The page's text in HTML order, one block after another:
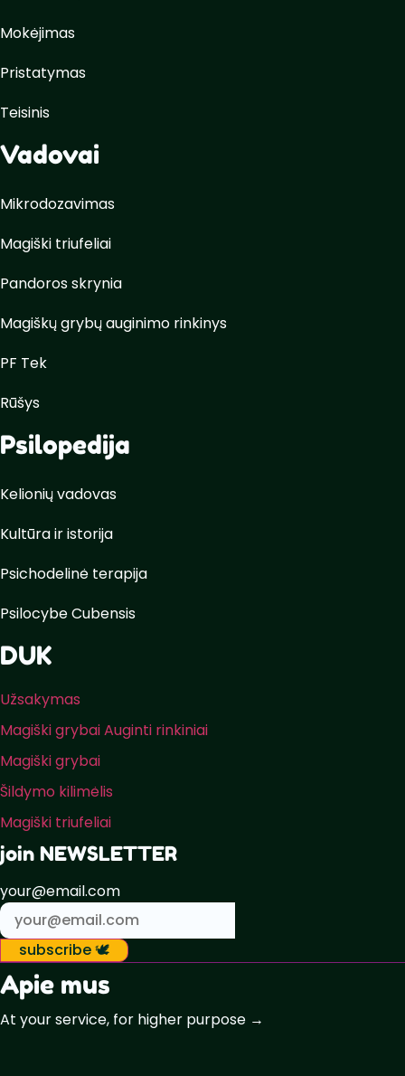
Mokėjimas
Pristatymas
Teisinis
Vadovai
Mikrodozavimas
Magiški triufeliai
Pandoros skrynia
Magiškų grybų auginimo rinkinys
PF Tek
Rūšys
Psilopedija
Kelionių vadovas
Kultūra ir istorija
Psichodelinė terapija
Psilocybe Cubensis
DUK
Užsakymas
Magiški grybai Auginti rinkiniai
Magiški grybai
Šildymo kilimėlis
Magiški triufeliai
join NEWSLETTER
your@email.com
subscribe 🕊️
Apie mus
At your service, for higher purpose →